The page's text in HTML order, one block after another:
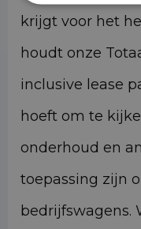
krijgt voor het
houdt onze
inclusive lease
hoeft om te
onderhoud en
toepassing zijn
bedrijfswagens.